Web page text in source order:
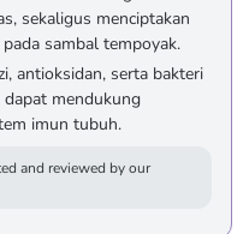
sekaligus menciptakan
sambal tempoyak.
antioksidan, serta bakteri
mendukung
imun tubuh.
and reviewed by our